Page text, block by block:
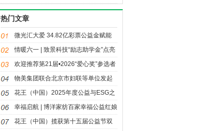
热门文章
微光汇大爱 34.82亿彩票公益金赋能
体育强国建设
情暖六一 | 致景科技“励志助学金”点亮
童年微光
欢迎推荐第21届•2026“爱心奖”参选者
物美集团联合北京市妇联等单位发起
三八妇女节公益活动“多点情绪自由日”
花王（中国）2025年度公益与ESG之
路：荣光与温度同行
幸福启航 | 博洋家纺百家幸福公益红娘
站项目正式启动
花王（中国）揽获第十五届公益节双